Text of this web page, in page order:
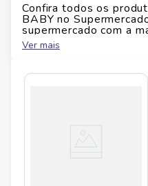
Aplicação: Higiene
Confira todos os
BABY no
supermercado com a
do Brasil!
de produtos
Ver mais